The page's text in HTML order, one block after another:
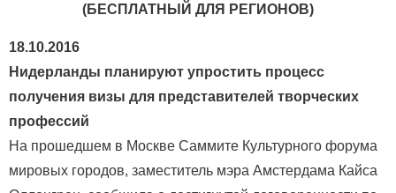
(БЕСПЛАТНЫЙ ДЛЯ РЕГИОНОВ)
18.10.2016
Нидерланды планируют упростить процесс
получения визы для представителей творческих
профессий
На прошедшем в Москве Саммите Культурного форума
мировых городов, заместитель мэра Амстердама Кайса